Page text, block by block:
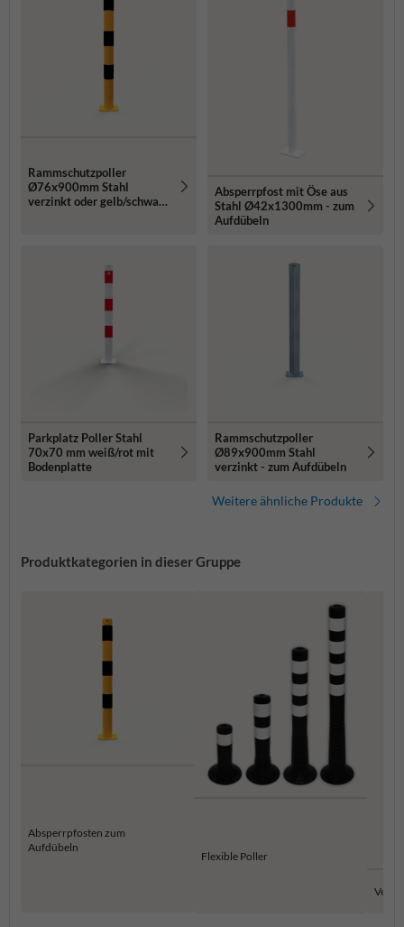
Rammschutzpoller
Ø76x900mm Stahl
verzinkt oder gelb/schwarz
Absperrpfost mit Öse aus
Stahl Ø42x1300mm - zum
Aufdübeln
Parkplatz Poller Stahl
70x70 mm weiß/rot mit
Bodenplatte
Rammschutzpoller
Ø89x900mm Stahl
verzinkt - zum Aufdübeln
Weitere ähnliche Produkte
Produktkategorien in dieser Gruppe
Absperrpfosten zum
Aufdübeln
Flexible Poller